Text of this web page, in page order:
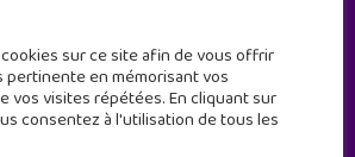
sur ce site afin de vous offrir
pertinente en mémorisant vos
vos visites répétées. En cliquant sur
consentez à l'utilisation de tous les